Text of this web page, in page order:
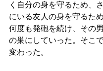
く自分の身を守るため、
にいる友人の身を守るた
何度も発砲を続け、その
の巣にしていった。そこ
変わった。